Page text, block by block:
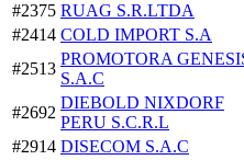
#2375 RUAG S.R.LTDA
#2414 COLD IMPORT S.A
#2513
PROMOTORA
S.A.C
#2692
DIEBOLD NIXDORF
PERU S.C.R.L
#2914 DISECOM S.A.C